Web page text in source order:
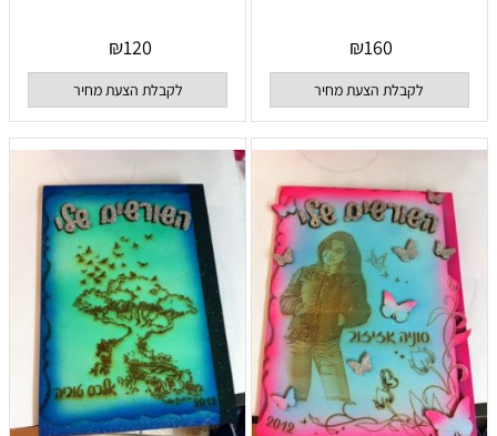
₪160
לקבלת הצעת מחיר
₪120
לקבלת הצעת מחיר